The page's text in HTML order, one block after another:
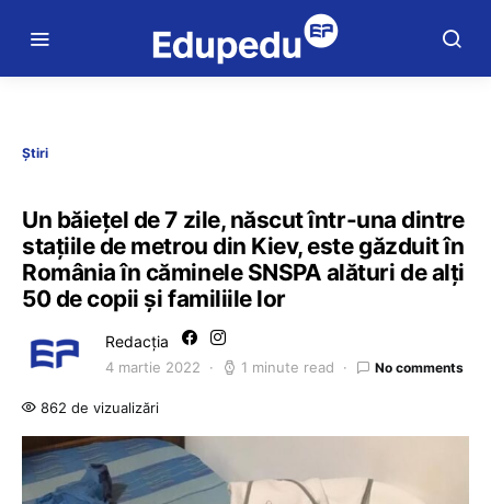
Știri
Un băiețel de 7 zile, născut într-una dintre
stațiile de metrou din Kiev, este găzduit în
România în căminele SNSPA alături de alți
50 de copii și familiile lor
Redacția
4 martie 2022 1 minute read No comments
862 de vizualizări